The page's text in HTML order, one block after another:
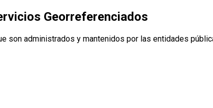
Georreferenciados
son administrados y mantenidos por las entidades